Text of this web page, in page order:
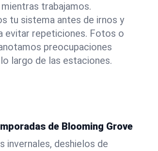
trabajamos.
tu sistema antes de irnos y
evitar repeticiones. Fotos o
preocupaciones
largo de las estaciones.
de Blooming Grove
invernales, deshielos de